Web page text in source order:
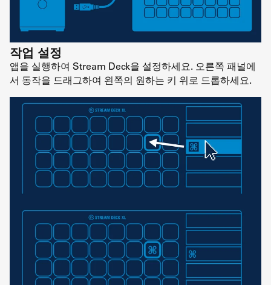
작업 설정
앱을 실행하여 Stream Deck을 설정하세요. 오른쪽 패널에
서 동작을 드래그하여 왼쪽의 원하는 키 위로 드롭하세요.